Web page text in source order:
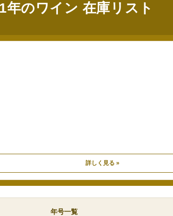
年のワイン 在庫リスト
詳しく見る »
年号一覧